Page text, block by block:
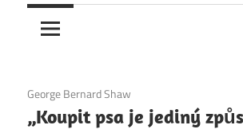
6. 12. 2020
George Bernard Shaw
„Koupit psa je jediný